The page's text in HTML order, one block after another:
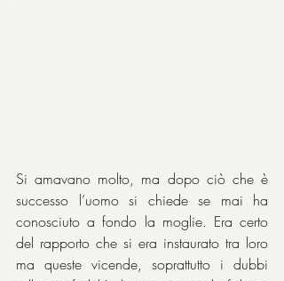
Si amavano molto, ma dopo ciò che è
successo l’uomo si chiede se mai ha
conosciuto a fondo la moglie. Era certo
del rapporto che si era instaurato tra loro
ma queste vicende, soprattutto i dubbi